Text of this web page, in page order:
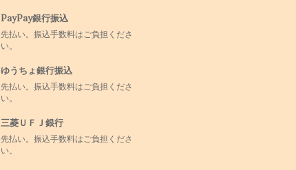
PayPay銀行振込
先払い。振込手数料はご負担くださ
い。
ゆうちょ銀行振込
先払い。振込手数料はご負担くださ
い。
三菱ＵＦＪ銀行
先払い。振込手数料はご負担くださ
い。